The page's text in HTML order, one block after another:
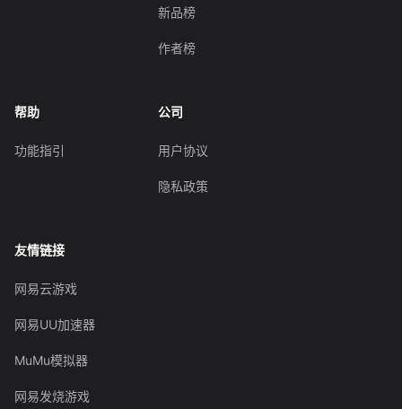
新品榜
作者榜
帮助
功能指引
公司
用户协议
隐私政策
友情链接
网易云游戏
网易UU加速器
MuMu模拟器
网易发烧游戏